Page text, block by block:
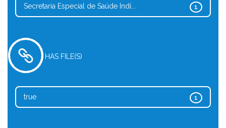
1
Secretaria Especial de Saúde Indí...
HAS FILE(S)
1
true